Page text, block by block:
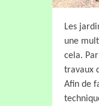
Les
une
cela.
travaux
Afin de